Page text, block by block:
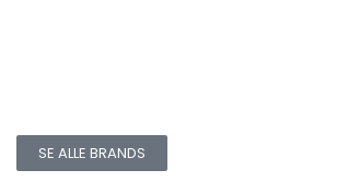
SE ALLE BRANDS